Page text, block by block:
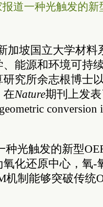
道一种光触发的新
加坡国立大学材料
能源和环境可持
究所余志根博士
在Nature期刊上发
geometric conversion
种光触发的新型
化还原中心，氧-
机制能够突破传统